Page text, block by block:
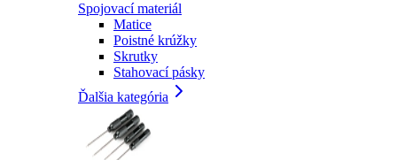
Spojovací materiál
Matice
Poistné krúžky
Skrutky
Stahovací pásky
Ďalšia kategória